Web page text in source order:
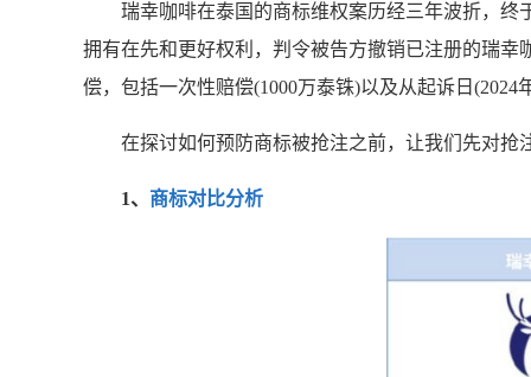
瑞幸咖啡在泰国的商标维权案历经三年波折，终
拥有在先和更好权利，判令被告方撤销已注册的瑞
偿，包括一次性赔偿(1000万泰铢)以及从起诉日
在探讨如何预防商标被抢注之前，让我们先对抢
1、 商标对比分析